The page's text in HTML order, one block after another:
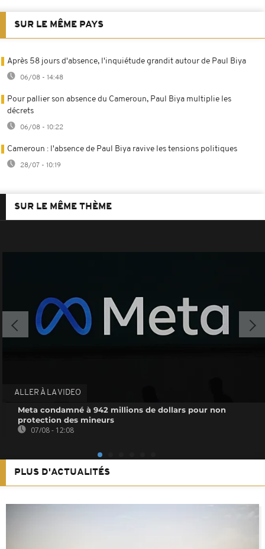
SUR LE MÊME PAYS
Après 58 jours d'absence, l'inquiétude grandit autour de Paul Biya
06/08 - 14:48
Pour pallier son absence du Cameroun, Paul Biya multiplie les
décrets
06/08 - 10:22
Cameroun : l'absence de Paul Biya ravive les tensions politiques
28/07 - 10:19
SUR LE MÊME THÈME
ALLER À LA VIDEO
Meta condamné à 942 millions de dollars pour non
protection des mineurs
07/08 - 12:08
PLUS D'ACTUALITÉS